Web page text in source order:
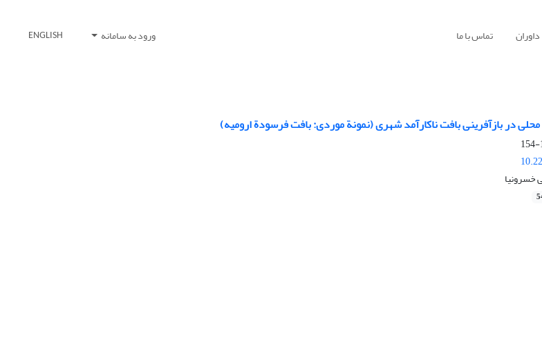
داوران تماس با ما ورود به سامانه ENGLISH
در بازآفرینی بافت ناکارآمد شهری (نمونة موردی: بافت فرسودة ارومیه)
خسرونیا